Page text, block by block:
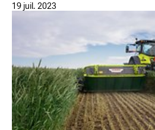
19 juil. 2023